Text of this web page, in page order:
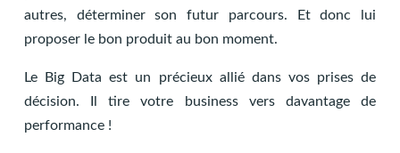
autres, déterminer son futur parcours. Et donc lui
proposer le bon produit au bon moment.
Le Big Data est un précieux allié dans vos prises de
décision. Il tire votre business vers davantage de
performance !